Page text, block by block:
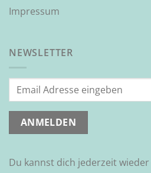
Impressum
NEWSLETTER
Du kannst dich jederzeit